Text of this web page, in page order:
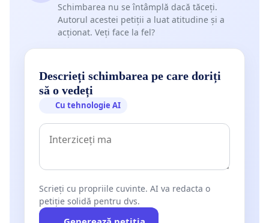
Schimbarea nu se întâmplă dacă tăceți.
Autorul acestei petiții a luat atitudine și a
acționat. Veți face la fel?
Descrieți schimbarea pe care doriți
să o vedeți
Cu tehnologie AI
Scrieți cu propriile cuvinte. AI va redacta o
petiție solidă pentru dvs.